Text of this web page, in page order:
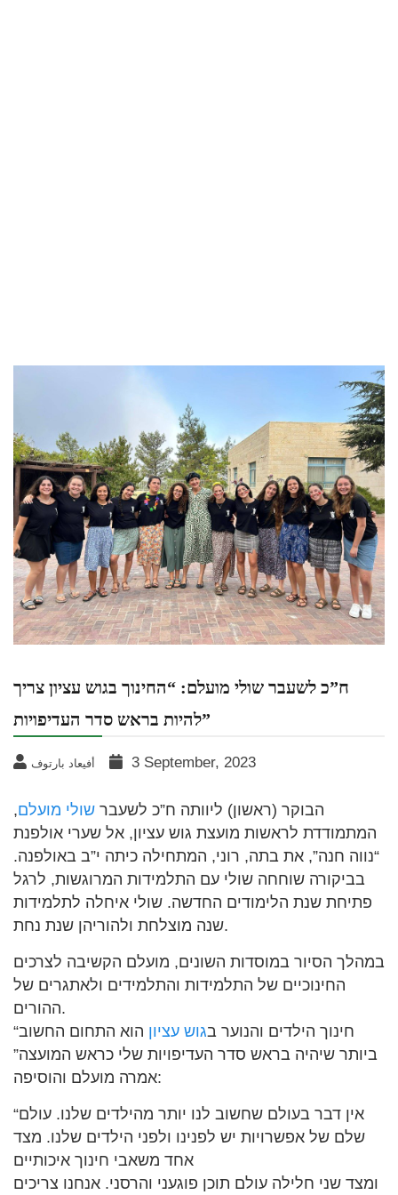
ח”כ לשעבר שולי מועלם: “החינוך בגוש עציון צריך
להיות בראש סדר העדיפויות”
أفيعاد بارتوف 3 September, 2023
הבוקר (ראשון) ליוותה ח”כ לשעבר שולי מועלם,
המתמודדת לראשות מועצת גוש עציון, אל שערי אולפנת
“נווה חנה”, את בתה, רוני, המתחילה כיתה י”ב באולפנה.
בביקורה שוחחה שולי עם התלמידות המרוגשות, לרגל
פתיחת שנת הלימודים החדשה. שולי איחלה לתלמידות
שנה מוצלחת ולהוריהן שנת נחת.
במהלך הסיור במוסדות השונים, מועלם הקשיבה לצרכים
החינוכיים של התלמידות והתלמידים ולאתגרים של
ההורים.
“חינוך הילדים והנוער בגוש עציון הוא התחום החשוב
ביותר שיהיה בראש סדר העדיפויות שלי כראש המועצה”
אמרה מועלם והוסיפה:
“אין דבר בעולם שחשוב לנו יותר מהילדים שלנו. עולם
שלם של אפשרויות יש לפנינו ולפני הילדים שלנו. מצד
אחד משאבי חינוך איכותיים
ומצד שני חלילה עולם תוכן פוגעני והרסני. אנחנו צריכים